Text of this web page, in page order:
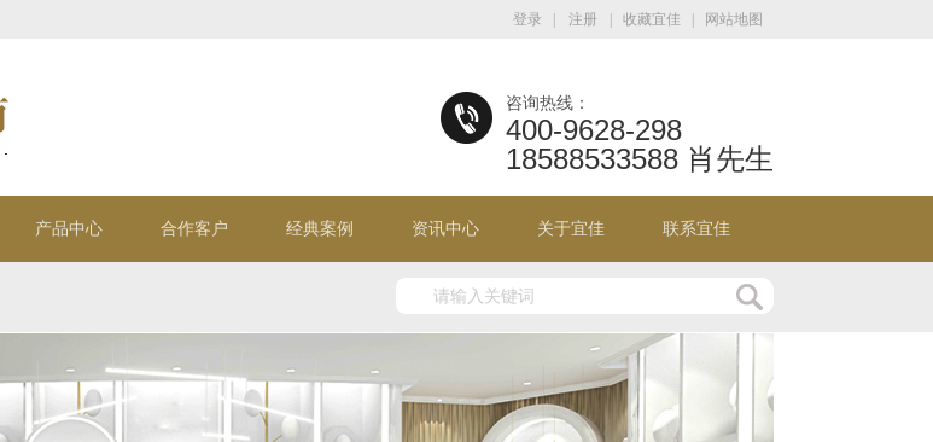
登录 注册 收藏宜佳 网站地图
咨询热线：
400-9628-298
18588533588 肖先生
产品中心 合作客户 经典案例 资讯中心 关于宜佳 联系宜佳